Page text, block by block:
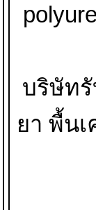
บริษัทรั
ยา พื้น